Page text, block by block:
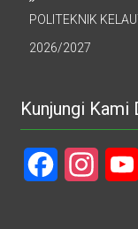
POLITEKNIK
2026/2027
Kunjungi Kami
Facebook